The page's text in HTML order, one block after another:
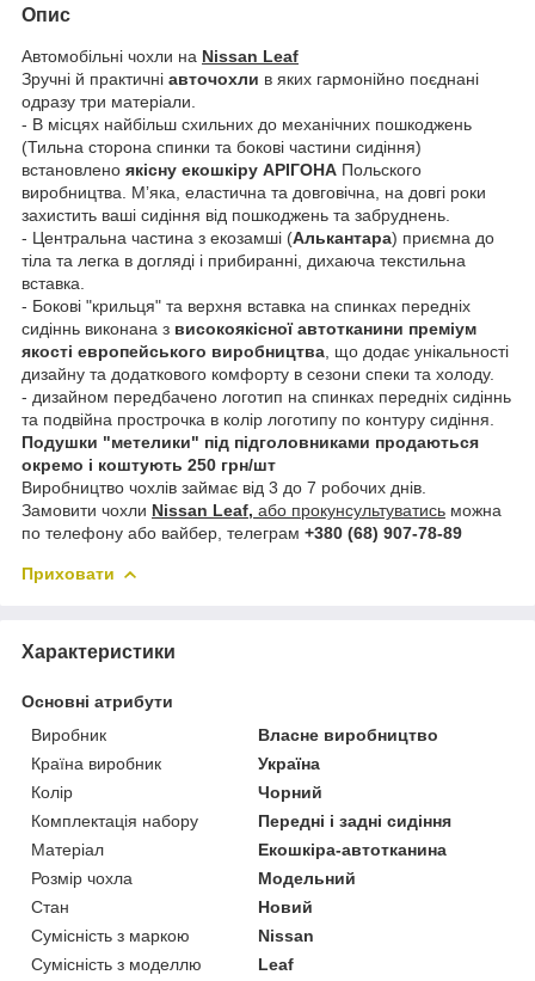
Опис
Автомобільні чохли на Nissan Leaf
Зручні й практичні авточохли в яких гармонійно поєднані
одразу три матеріали.
- В місцях найбільш схильних до механічних пошкоджень
(Тильна сторона спинки та бокові частини сидіння)
встановлено якісну екошкіру АРІГОНА Польского
виробництва. Мʼяка, еластична та довговічна, на довгі роки
захистить ваші сидіння від пошкоджень та забруднень.
- Центральна частина з екозамші (Алькантара) приємна до
тіла та легка в догляді і прибиранні, дихаюча текстильна
вставка.
- Бокові "крильця" та верхня вставка на спинках передніх
сидіннь виконана з високоякісної автотканини преміум
якості европейського виробництва , що додає унікальності
дизайну та додаткового комфорту в сезони спеки та холоду.
- дизайном передбачено логотип на спинках передніх сидіннь
та подвійна прострочка в колір логотипу по контуру сидіння.
Подушки "метелики" під підголовниками продаються
окремо і коштують 250 грн/шт
Виробництво чохлів займає від 3 до 7 робочих днів.
Замовити чохли Nissan Leaf, або прокунсультуватись можна
по телефону або вайбер, телеграм +380 (68) 907-78-89
Приховати
Характеристики
Основні атрибути
Виробник
Власне виробництво
Країна виробник
Україна
Колір
Чорний
Комплектація набору
Передні і задні сидіння
Матеріал
Екошкіра-автотканина
Розмір чохла
Модельний
Стан
Новий
Сумісність з маркою
Nissan
Сумісність з моделлю
Leaf